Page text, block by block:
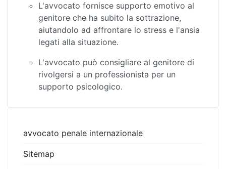
L'avvocato fornisce supporto emotivo al
genitore che ha subito la sottrazione,
aiutandolo ad affrontare lo stress e l'ansia
legati alla situazione.
L'avvocato può consigliare al genitore di
rivolgersi a un professionista per un
supporto psicologico.
avvocato penale internazionale
Sitemap